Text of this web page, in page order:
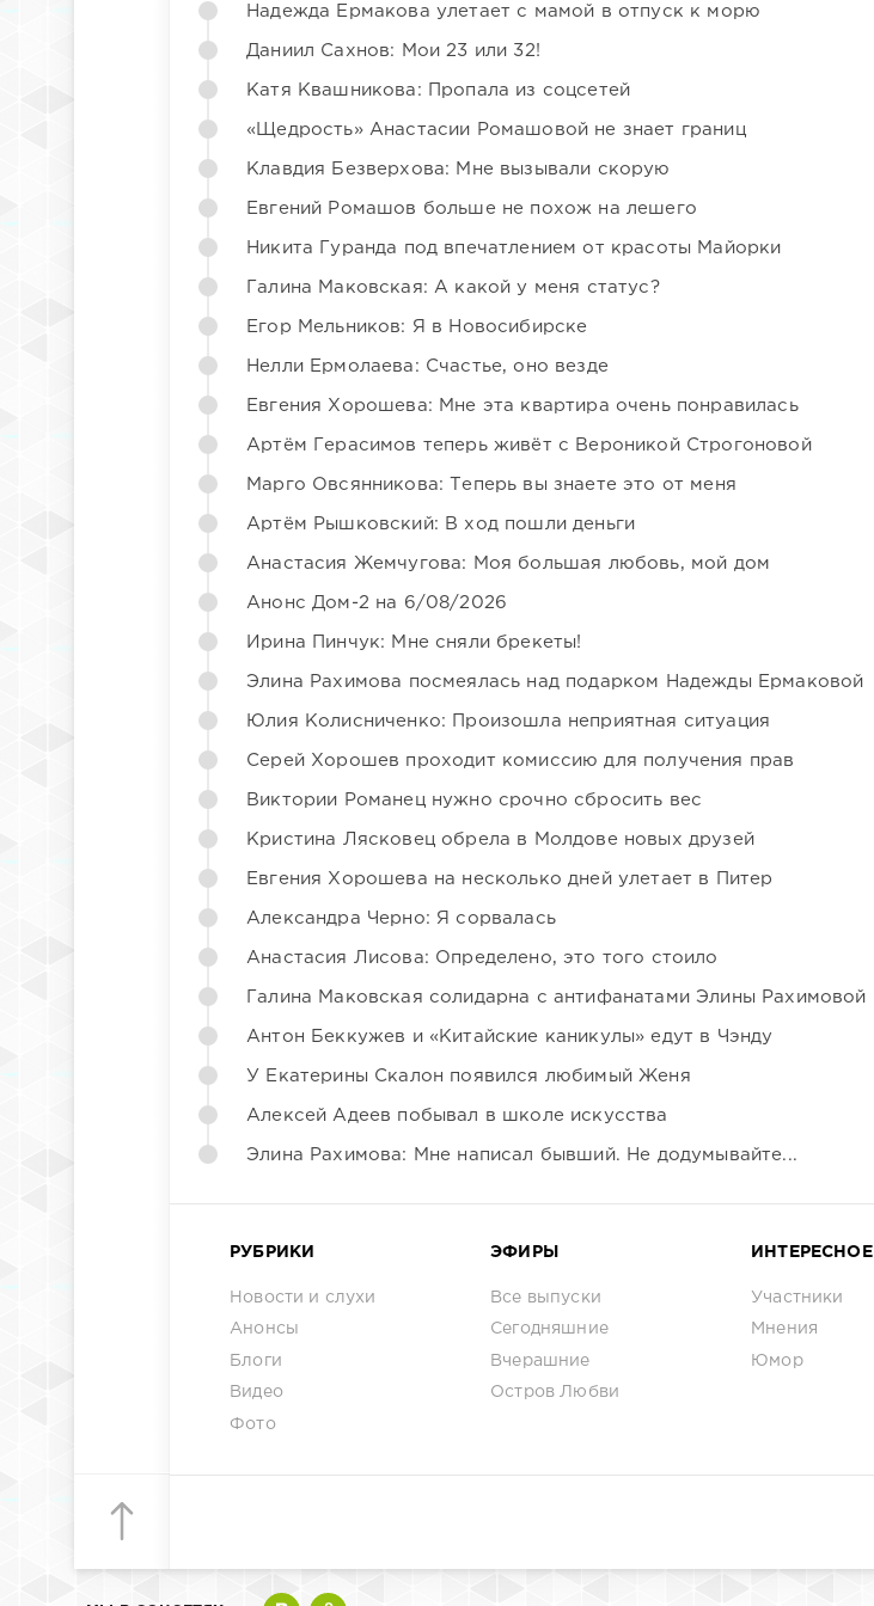
Надежда Ермакова улетает с мамой в отпуск к морю
Даниил Сахнов: Мои 23 или 32!
Катя Квашникова: Пропала из соцсетей
«Щедрость» Анастасии Ромашовой не знает границ
Клавдия Безверхова: Мне вызывали скорую
Евгений Ромашов больше не похож на лешего
Никита Гуранда под впечатлением от красоты Майорки
Галина Маковская: А какой у меня статус?
Егор Мельников: Я в Новосибирске
Нелли Ермолаева: Счастье, оно везде
Евгения Хорошева: Мне эта квартира очень понравилась
Артём Герасимов теперь живёт с Вероникой Строгоновой
Марго Овсянникова: Теперь вы знаете это от меня
Артём Рышковский: В ход пошли деньги
Анастасия Жемчугова: Моя большая любовь, мой дом
Анонс Дом-2 на 6/08/2026
Ирина Пинчук: Мне сняли брекеты!
Элина Рахимова посмеялась над подарком Надежды Ермаковой
Юлия Колисниченко: Произошла неприятная ситуация
Серей Хорошев проходит комиссию для получения прав
Виктории Романец нужно срочно сбросить вес
Кристина Лясковец обрела в Молдове новых друзей
Евгения Хорошева на несколько дней улетает в Питер
Александра Черно: Я сорвалась
Анастасия Лисова: Определено, это того стоило
Галина Маковская солидарна с антифанатами Элины Рахимовой
Антон Беккужев и «Китайские каникулы» едут в Чэнду
У Екатерины Скалон появился любимый Женя
Алексей Адеев побывал в школе искусства
Элина Рахимова: Мне написал бывший. Не додумывайте...
РУБРИКИ
Новости и слухи
Анонсы
Блоги
Видео
Фото
ЭФИРЫ
Все выпуски
Сегодняшние
Вчерашние
Остров Любви
ИНТЕРЕСНОЕ
Участники
Мнения
Юмор